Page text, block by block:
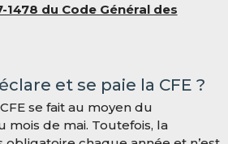
1478 du Code Général des
et se paie la CFE ?
se fait au moyen du
mois de mai. Toutefois, la